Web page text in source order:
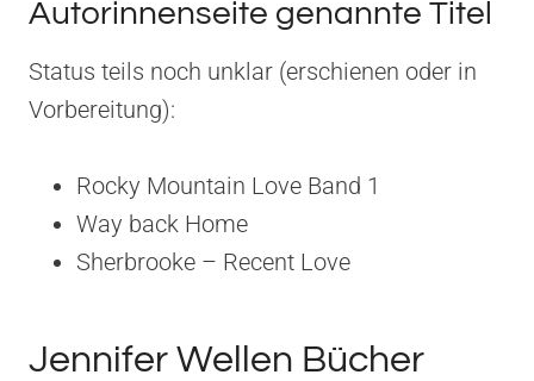
Autorinnenseite genannte Titel
Status teils noch unklar (erschienen oder in
Vorbereitung):
Rocky Mountain Love Band 1
Way back Home
Sherbrooke – Recent Love
Jennifer Wellen Bücher